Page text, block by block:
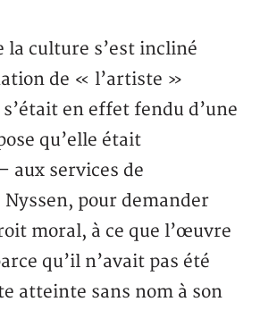
la culture s’est incliné
de « l’artiste »
en effet fendu d’une
qu’elle était
aux services de
Nyssen, pour demander
moral, à ce que l’œuvre
qu’il n’avait pas été
atteinte sans nom à son